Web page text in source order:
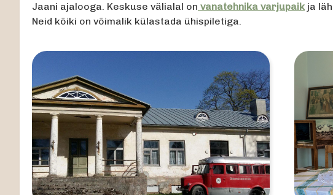
Jaani ajalooga. Keskuse välialal on vanatehnika varjupaikja
Neid kõiki on võimalik külastada ühispiletiga.